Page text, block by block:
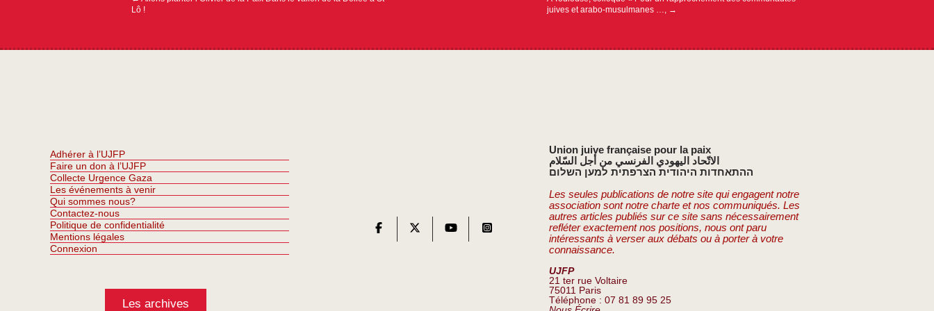
Lô !
juives et arabo-musulmanes …, →
Adhérer à l’UJFP
Faire un don à l’UJFP
Collecte Urgence Gaza
Les événements à venir
Qui sommes nous?
Contactez-nous
Politique de confidentialité
Mentions légales
Connexion
Les archives
Union juive française pour la paix
الاتّحاد اليهودي الفرنسي من أجل السّلام
ההתאחדות היהודית הצרפתית למען השלום
Les seules publications de notre site qui engagent notre
association sont notre charte et nos communiqués. Les
autres articles publiés sur ce site sans nécessairement
refléter exactement nos positions, nous ont paru
intéressants à verser aux débats ou à porter à votre
connaissance.
UJFP
21 ter rue Voltaire
75011 Paris
Téléphone : 07 81 89 95 25